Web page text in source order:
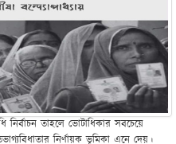
নির্বাচন তাহলে ভোটাধিকার সবচেয়ে
নির্ণায়ক ভূমিকা এনে দেয়।